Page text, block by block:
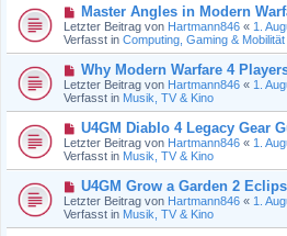
N
e
u
e
B
e
i
t
a
g
Master Angles in Modern
Letzter Beitrag von Hartmann846 « 1.
Verfasst in Computing, Gaming & Mobilität
N
e
u
e
B
e
i
t
a
g
Why Modern Warfare 4
Letzter Beitrag von Hartmann846 « 1.
Verfasst in Musik, TV & Kino
N
e
u
e
B
e
i
t
U4GM Diablo 4 Legacy Gear
Letzter Beitrag von Hartmann846 « 1.
Verfasst in Musik, TV & Kino
N
e
u
e
U4GM Grow a Garden 2
Letzter Beitrag von Hartmann846 « 1.
Verfasst in Musik, TV & Kino